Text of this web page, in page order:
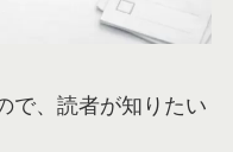
で、読者が知りたい